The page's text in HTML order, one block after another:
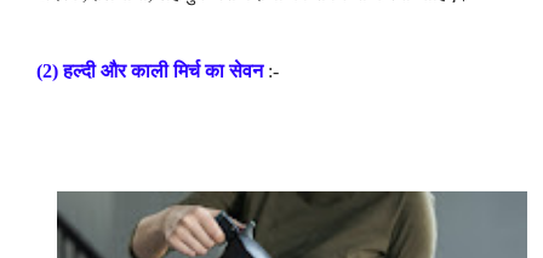
(2)हल्दी और काली मिर्च का सेवन:-